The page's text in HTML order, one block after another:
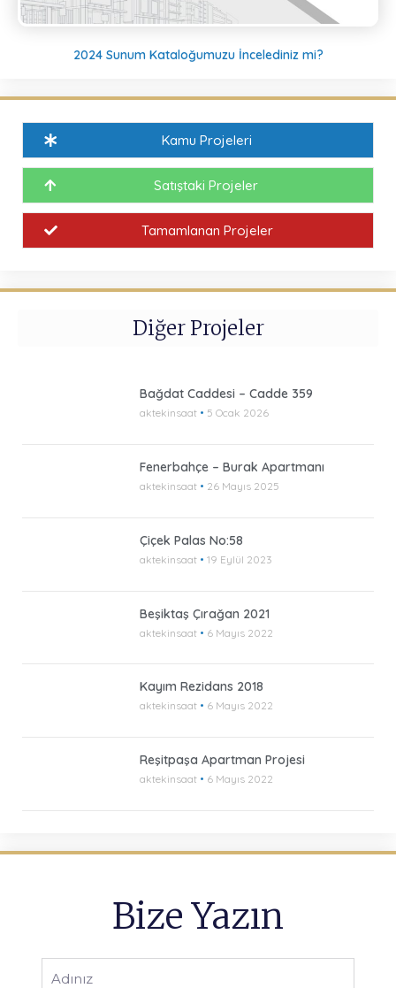
2024 Sunum Kataloğumuzu İncelediniz mi?
Kamu Projeleri
Satıştaki Projeler
Tamamlanan Projeler
Diğer Projeler
Bağdat Caddesi – Cadde 359
aktekinsaat 5 Ocak 2026
Fenerbahçe – Burak Apartmanı
aktekinsaat 26 Mayıs 2025
Çiçek Palas No:58
aktekinsaat 19 Eylül 2023
Beşiktaş Çırağan 2021
aktekinsaat 6 Mayıs 2022
Kayım Rezidans 2018
aktekinsaat 6 Mayıs 2022
Reşitpaşa Apartman Projesi
aktekinsaat 6 Mayıs 2022
Bize Yazın